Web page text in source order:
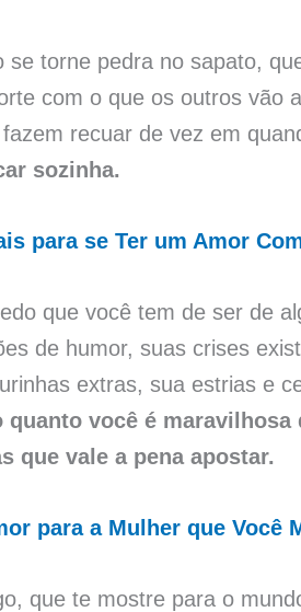
torne pedra no sapato,
com o que os outros vão
recuar de vez em
sozinha.
para se Ter um Amor
que você tem de ser de
de humor, suas crises
extras, sua estrias e
quanto você é
que vale a pena apostar.
para a Mulher que Você
que te mostre para o